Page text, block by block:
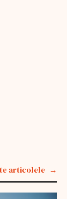
articolele